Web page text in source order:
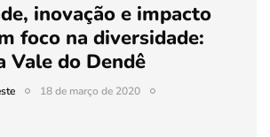
inovação e impacto
foco na diversidade:
Vale do Dendê
18 de março de 2020